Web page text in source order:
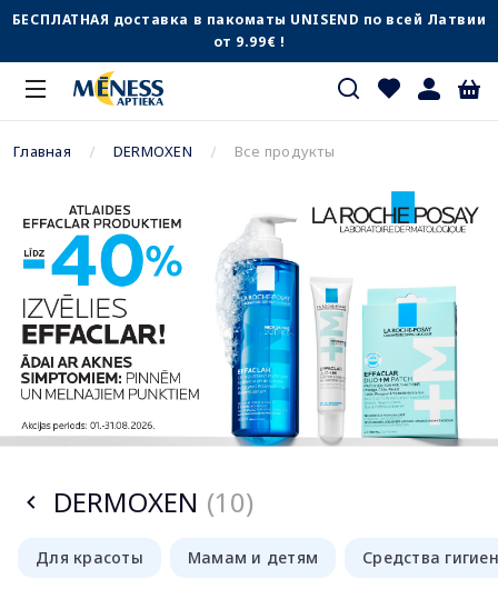
БЕСПЛАТНАЯ доставка в пакоматы UNISEND по всей Латвии
от 9.99€ !
Главная DERMOXEN Все продукты
DERMOXEN (10)
Для красоты Мамам и детям Средства